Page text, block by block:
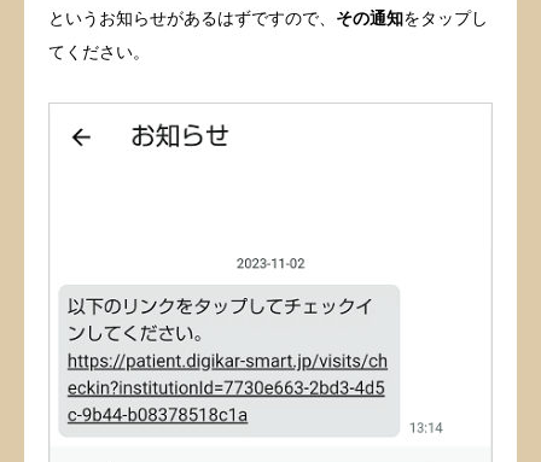
というお知らせがあるはずですので、 その通知をタップし
てください。